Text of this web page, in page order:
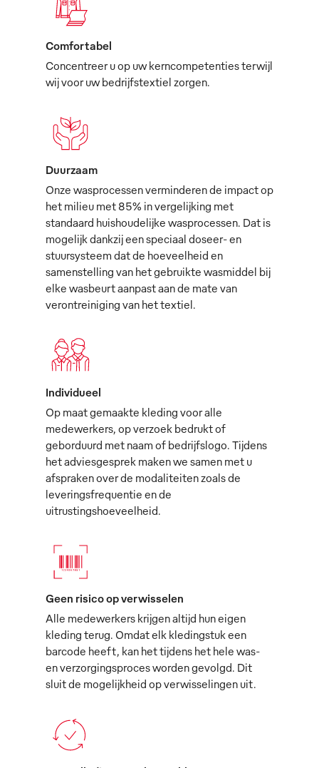
Comfortabel
Concentreer u op uw kerncompetenties terwijl
wij voor uw bedrijfstextiel zorgen.
Duurzaam
Onze wasprocessen verminderen de impact op
het milieu met 85% in vergelijking met
standaard huishoudelijke wasprocessen. Dat is
mogelijk dankzij een speciaal doseer- en
stuursysteem dat de hoeveelheid en
samenstelling van het gebruikte wasmiddel bij
elke wasbeurt aanpast aan de mate van
verontreiniging van het textiel.
Individueel
Op maat gemaakte kleding voor alle
medewerkers, op verzoek bedrukt of
geborduurd met naam of bedrijfslogo. Tijdens
het adviesgesprek maken we samen met u
afspraken over de modaliteiten zoals de
leveringsfrequentie en de
uitrustingshoeveelheid.
Geen risico op verwisselen
Alle medewerkers krijgen altijd hun eigen
kleding terug. Omdat elk kledingstuk een
barcode heeft, kan het tijdens het hele was-
en verzorgingsproces worden gevolgd. Dit
sluit de mogelijkheid op verwisselingen uit.